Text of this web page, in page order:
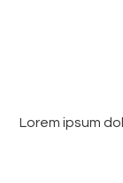
Lorem ipsum